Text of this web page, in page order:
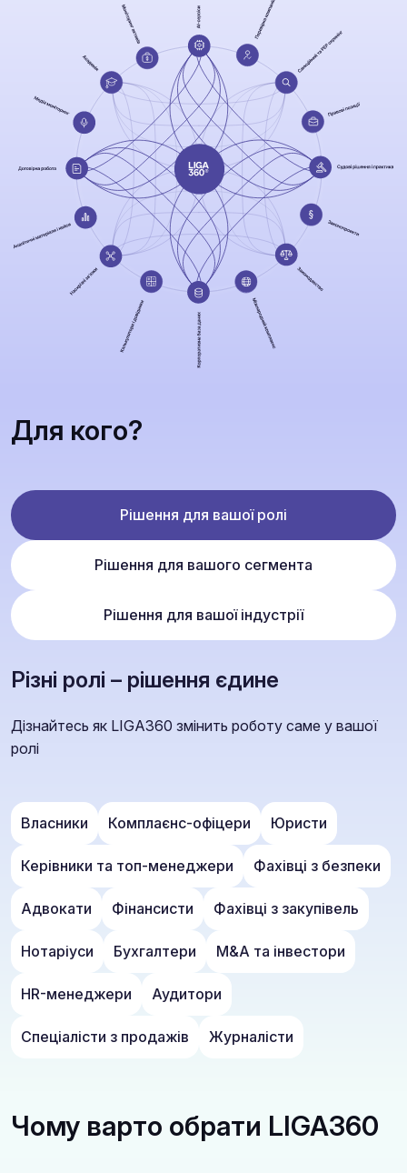
Для кого?
Рішення для вашої ролі
Рішення для вашого сегмента
Рішення для вашої індустрії
Різні ролі – рішення єдине
Дізнайтесь як LIGA360 змінить роботу саме у вашої
ролі
Власники Комплаєнс-офіцери Юристи
Керівники та топ-менеджери Фахівці з безпеки
Адвокати Фінансисти Фахівці з закупівель
Нотаріуси Бухгалтери M&A та інвестори
HR-менеджери Аудитори
Спеціалісти з продажів Журналісти
Чому варто обрати LIGA360